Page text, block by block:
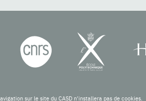
sur le site du CASD n'installera pas de cookies.